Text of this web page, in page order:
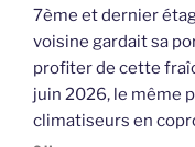
7ème et dernier
voisine gardait sa
profiter de cette
juin 2026, le même
climatiseurs en